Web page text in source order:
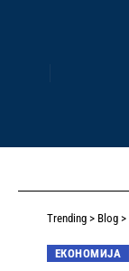
Trending > Blog >
ЕКОНОМИЈА